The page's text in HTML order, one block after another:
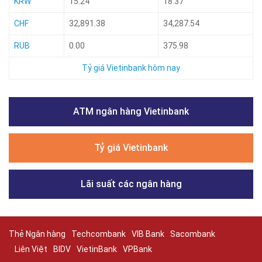
CHF 32,891.38 34,287.54
RUB 0.00 375.98
Tỷ giá Vietinbank hôm nay
ATM ngân hàng Vietinbank
Tỷ giá Vietinbank
Lãi suất các ngân hàng
Thẻ Ngân hàng Techcombank VIB Bank
Sacombank
Liên Việt
BIDV VietinBank VPBank